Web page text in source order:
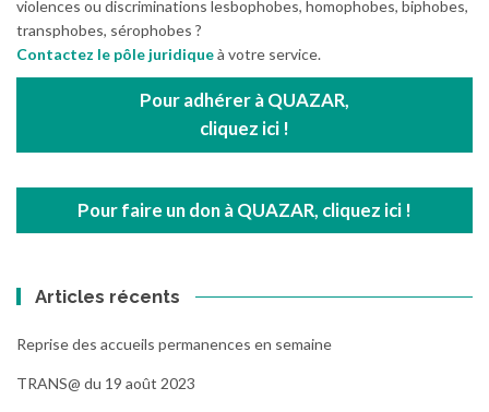
violences ou discriminations lesbophobes, homophobes, biphobes,
transphobes, sérophobes ?
Contactez le pôle juridiqueà votre service.
Pour adhérer à QUAZAR,
cliquez ici !
Pour faire un don à QUAZAR, cliquez ici !
Articles récents
Reprise des accueils permanences en semaine
TRANS@ du 19 août 2023